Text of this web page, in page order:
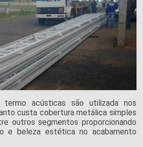
acústicas são utilizada nos
custa cobertura metálica simples
outros segmentos proporcionando
e beleza estética no acabamento